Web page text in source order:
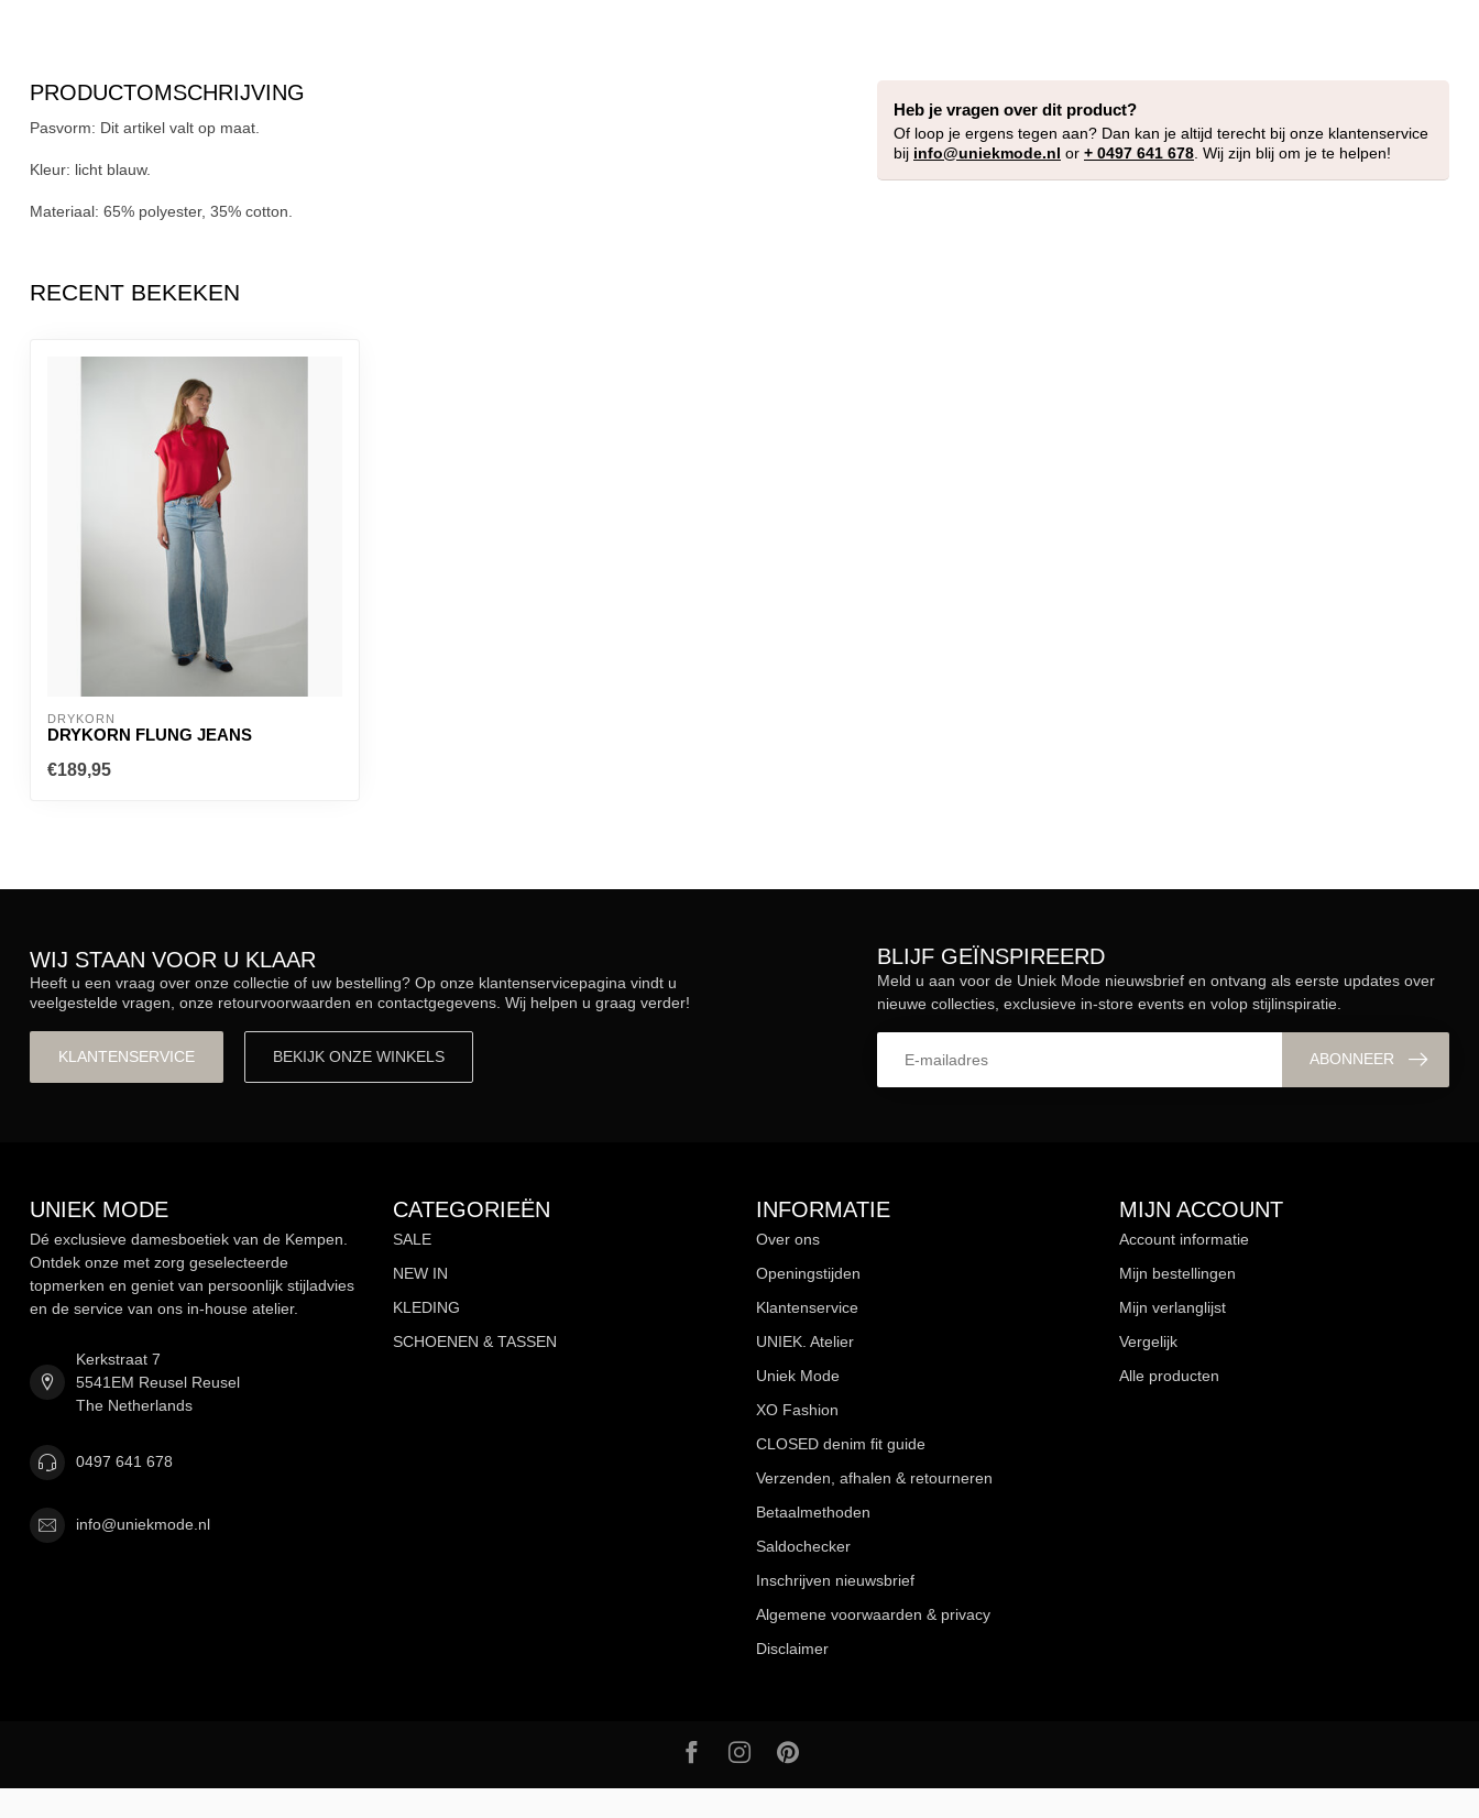
PRODUCTOMSCHRIJVING
Pasvorm: Dit artikel valt op maat.
Kleur: licht blauw.
Materiaal: 65% polyester, 35% cotton.
Heb je vragen over dit product?
Of loop je ergens tegen aan? Dan kan je altijd terecht bij onze klantenservice
bij info@uniekmode.nl or + 0497 641 678 . Wij zijn blij om je te helpen!
RECENT BEKEKEN
DRYKORN
DRYKORN FLUNG JEANS
€189,95
WIJ STAAN VOOR U KLAAR
Heeft u een vraag over onze collectie of uw bestelling? Op onze klantenservicepagina vindt u
veelgestelde vragen, onze retourvoorwaarden en contactgegevens. Wij helpen u graag verder!
KLANTENSERVICE BEKIJK ONZE WINKELS
BLIJF GEÏNSPIREERD
Meld u aan voor de Uniek Mode nieuwsbrief en ontvang als eerste updates over
nieuwe collecties, exclusieve in-store events en volop stijlinspiratie.
ABONNEER
UNIEK MODE
Dé exclusieve damesboetiek van de Kempen.
Ontdek onze met zorg geselecteerde
topmerken en geniet van persoonlijk stijladvies
en de service van ons in-house atelier.
Kerkstraat 7
5541EM Reusel Reusel
The Netherlands
0497 641 678
info@uniekmode.nl
CATEGORIEËN
SALE
NEW IN
KLEDING
SCHOENEN & TASSEN
INFORMATIE
Over ons
Openingstijden
Klantenservice
UNIEK. Atelier
Uniek Mode
XO Fashion
CLOSED denim fit guide
Verzenden, afhalen & retourneren
Betaalmethoden
Saldochecker
Inschrijven nieuwsbrief
Algemene voorwaarden & privacy
Disclaimer
MIJN ACCOUNT
Account informatie
Mijn bestellingen
Mijn verlanglijst
Vergelijk
Alle producten